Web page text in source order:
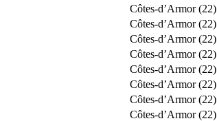
Côtes-d’Armor (22)
Côtes-d’Armor (22)
Côtes-d’Armor (22)
Côtes-d’Armor (22)
Côtes-d’Armor (22)
Côtes-d’Armor (22)
Côtes-d’Armor (22)
Côtes-d’Armor (22)